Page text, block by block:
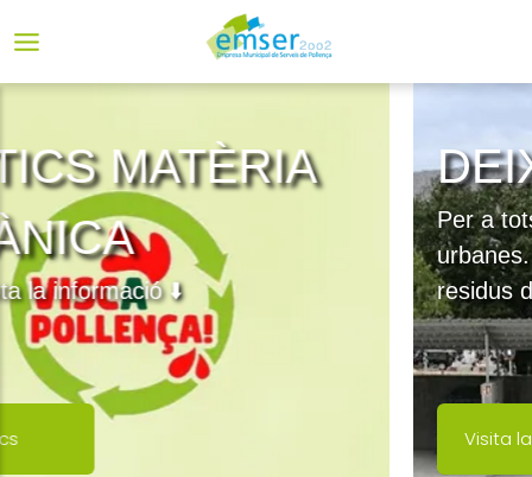
DEIXALLERIA
Per a tots els residents en zones
urbanes. Recollim i reciclam els
residus de forma fraccionada